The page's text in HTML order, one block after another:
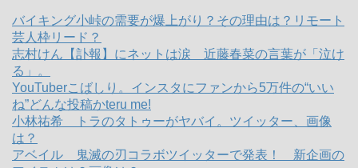
バイキング小峠の需要が爆上がり？その理由は？リモート
芸人枠リード？
志村けん【訃報】にネットは涙 近藤春菜の言葉が「泣け
る」。
YouTuberこばしり。インスタにファンから5万件の“いい
ね”どんな投稿かteru me!
小林祐希 トラのタトゥーがヤバイ。ツイッター、画像
は？
アベイル 鬼滅の刃コラボツイッターで発表！ 新企画の